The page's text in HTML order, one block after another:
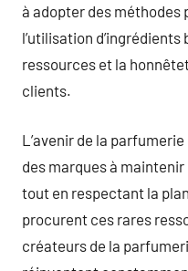
à adopter des méthodes
l’utilisation
ressources et la
clients.
L’avenir de la
des marques à
tout en respectant la
procurent ces rares
créateurs de la